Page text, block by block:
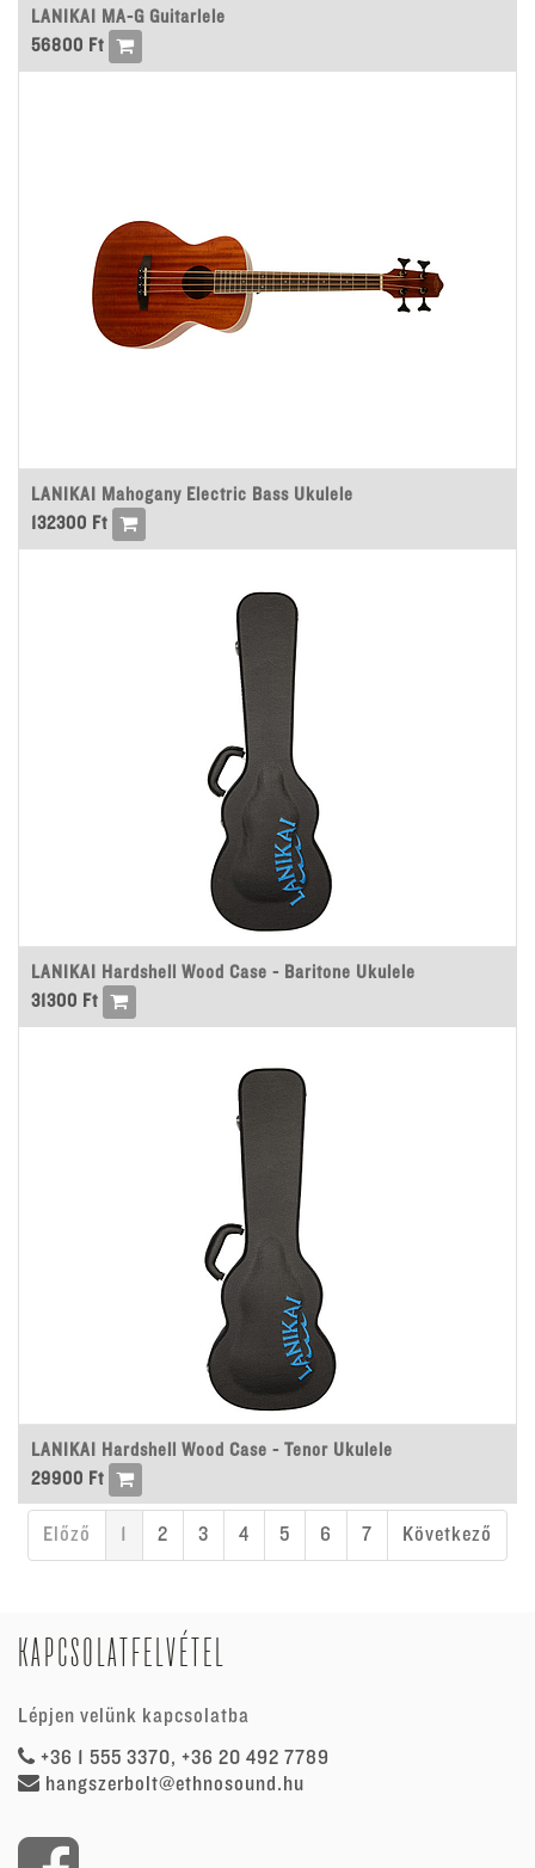
LANIKAI MA-G Guitarlele
56800 Ft
LANIKAI Mahogany Electric Bass Ukulele
132300 Ft
LANIKAI Hardshell Wood Case - Baritone Ukulele
31300 Ft
LANIKAI Hardshell Wood Case - Tenor Ukulele
29900 Ft
Előző 1 2 3 4 5 6 7 Következő
KAPCSOLATFELVÉTEL
Lépjen velünk kapcsolatba
+36 1 555 3370, +36 20 492 7789
hangszerbolt@ethnosound.hu